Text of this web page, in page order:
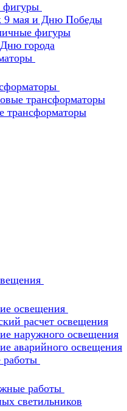
фигуры
9 мая и Дню Победы
фигуры
города
трансформаторы
трансформаторы
освещения
расчет освещения
наружного освещения
аварийного освещения
работы
работы
светильников